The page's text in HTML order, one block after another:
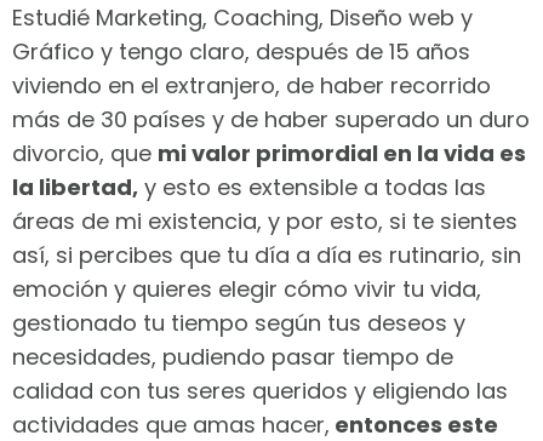
Estudié Marketing, Coaching, Diseño web y
Gráfico y tengo claro, después de 15 años
viviendo en el extranjero, de haber recorrido
más de 30 países y de haber superado un duro
divorcio, que mi valor primordial en la vida es
la libertad, y esto es extensible a todas las
áreas de mi existencia, y por esto, si te sientes
así, si percibes que tu día a día es rutinario, sin
emoción y quieres elegir cómo vivir tu vida,
gestionado tu tiempo según tus deseos y
necesidades, pudiendo pasar tiempo de
calidad con tus seres queridos y eligiendo las
actividades que amas hacer, entonces este